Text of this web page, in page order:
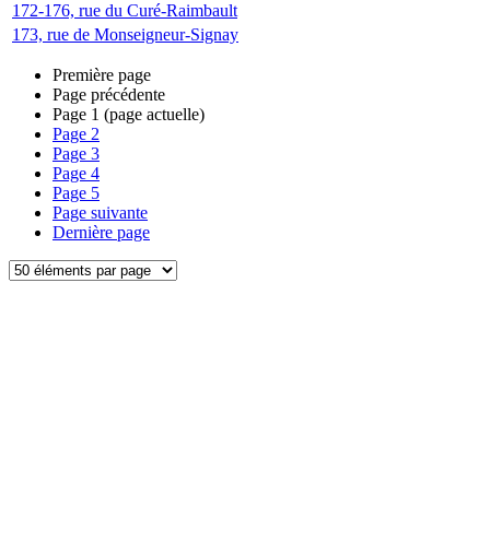
172-176, rue du Curé-Raimbault
173, rue de Monseigneur-Signay
Première page
Page précédente
Page 1 (page actuelle)
Page 2
Page 3
Page 4
Page 5
Page suivante
Dernière page